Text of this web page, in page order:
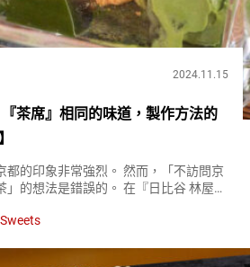
2024.11.15
茶席』相同的味道，製作方法的
都的印象非常強烈。 然而，「不訪問京
的想法是錯誤的。 在『日比谷 林屋新
的抹茶。 在『林屋新...
Sweets